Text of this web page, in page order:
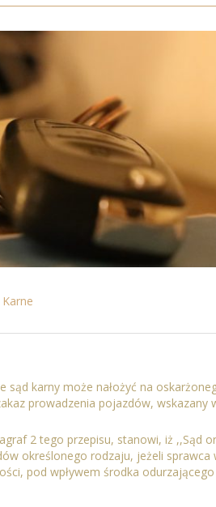
karny może nałożyć na
prowadzenia pojazdów, wskazany
2 tego przepisu, stanowi, iż ,,Sąd
określonego rodzaju, jeżeli sprawca
pod wpływem środka odurzającego